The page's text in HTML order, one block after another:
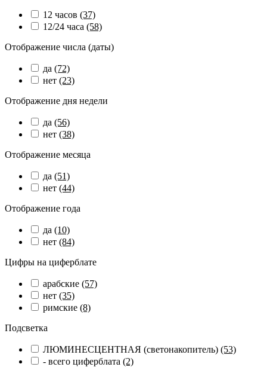
12 часов (37)
12/24 часа (58)
Отображение числа (даты)
да (72)
нет (23)
Отображение дня недели
да (56)
нет (38)
Отображение месяца
да (51)
нет (44)
Отображение года
да (10)
нет (84)
Цифры на циферблате
арабские (57)
нет (35)
римские (8)
Подсветка
ЛЮМИНЕСЦЕНТНАЯ (светонакопитель) (53)
- всего циферблата (2)